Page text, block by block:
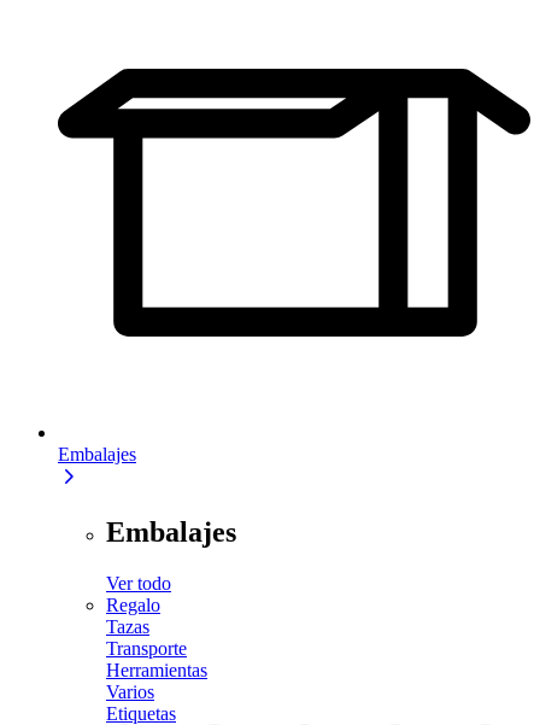
Embalajes
Embalajes
Ver todo
Regalo
Tazas
Transporte
Herramientas
Varios
Etiquetas